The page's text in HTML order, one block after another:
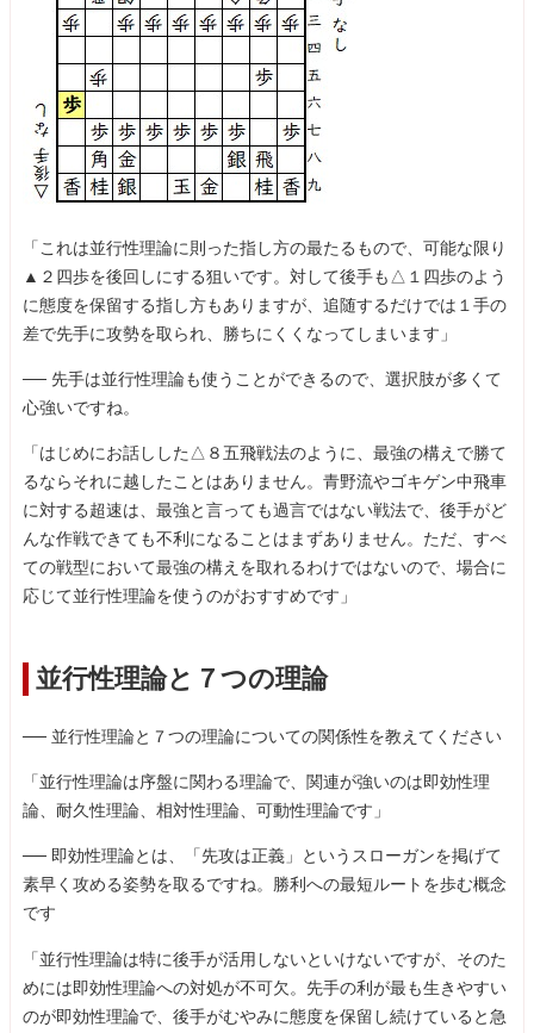
「これは並行性理論に則った指し方の最たるもので、可能な限り
▲２四歩を後回しにする狙いです。対して後手も△１四歩のよう
に態度を保留する指し方もありますが、追随するだけでは１手の
差で先手に攻勢を取られ、勝ちにくくなってしまいます」
── 先手は並行性理論も使うことができるので、選択肢が多くて
心強いですね。
「はじめにお話しした△８五飛戦法のように、最強の構えで勝て
るならそれに越したことはありません。青野流やゴキゲン中飛車
に対する超速は、最強と言っても過言ではない戦法で、後手がど
んな作戦できても不利になることはまずありません。ただ、すべ
ての戦型において最強の構えを取れるわけではないので、場合に
応じて並行性理論を使うのがおすすめです」
並行性理論と７つの理論
── 並行性理論と７つの理論についての関係性を教えてください
「並行性理論は序盤に関わる理論で、関連が強いのは即効性理
論、耐久性理論、相対性理論、可動性理論です」
── 即効性理論とは、「先攻は正義」というスローガンを掲げて
素早く攻める姿勢を取るですね。勝利への最短ルートを歩む概念
です
「並行性理論は特に後手が活用しないといけないですが、そのた
めには即効性理論への対処が不可欠。先手の利が最も生きやすい
のが即効性理論で、後手がむやみに態度を保留し続けていると急